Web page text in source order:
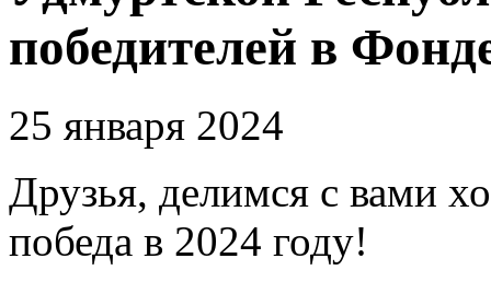
победителей в
25 января 2024
Друзья, делимся с вами
победа в 2024 году!